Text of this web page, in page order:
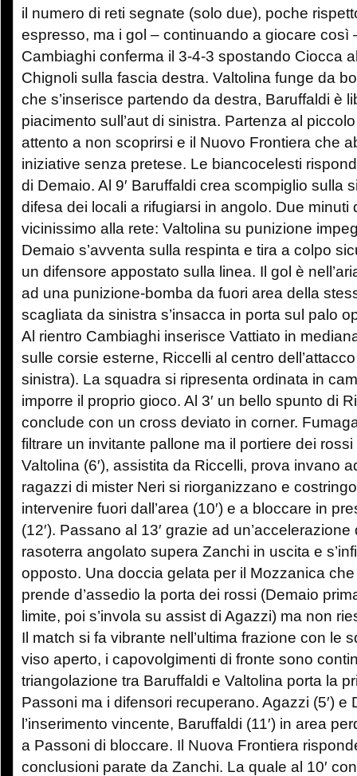
il numero di reti segnate (solo due), poche
espresso, ma i gol – continuando a giocare così
Cambiaghi conferma il 3-4-3 spostando Ciocca
Chignoli sulla fascia destra. Valtolina funge da
che s’inserisce partendo da destra, Baruffaldi è
piacimento sull’aut di sinistra. Partenza al
attento a non scoprirsi e il Nuovo Frontiera che
iniziative senza pretese. Le biancocelesti
di Demaio. Al 9′ Baruffaldi crea scompiglio sulla
difesa dei locali a rifugiarsi in angolo. Due minuti
vicinissimo alla rete: Valtolina su punizione
Demaio s’avventa sulla respinta e tira a colpo
un difensore appostato sulla linea. Il gol è
ad una punizione-bomba da fuori area della
scagliata da sinistra s’insacca in porta sul palo
Al rientro Cambiaghi inserisce Vattiato in
sulle corsie esterne, Riccelli al centro
sinistra). La squadra si ripresenta ordinata in
imporre il proprio gioco. Al 3′ un bello spunto di
conclude con un cross deviato in corner.
filtrare un invitante pallone ma il portiere dei
Valtolina (6′), assistita da Riccelli, prova invano
ragazzi di mister Neri si riorganizzano e
intervenire fuori dall’area (10′) e a bloccare in
(12′). Passano al 13′ grazie ad
rasoterra angolato supera Zanchi in uscita e
opposto. Una doccia gelata per il Mozzanica
prende d’assedio la porta dei rossi (Demaio
limite, poi s’invola su assist di Agazzi) ma non
Il match si fa vibrante nell’ultima frazione con le
viso aperto, i capovolgimenti di fronte sono
triangolazione tra Baruffaldi e Valtolina porta la
Passoni ma i difensori recuperano. Agazzi (5′) e
l’inserimento vincente, Baruffaldi (11′) in area
a Passoni di bloccare. Il Nuova Frontiera
conclusioni parate da Zanchi. La quale al 10′